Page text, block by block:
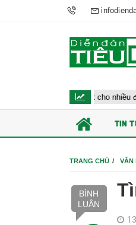
tế đề xuất cho nhiều đối tượng được
TIN
TRANG CHỦ VĂN
BÌNH
LUẬN